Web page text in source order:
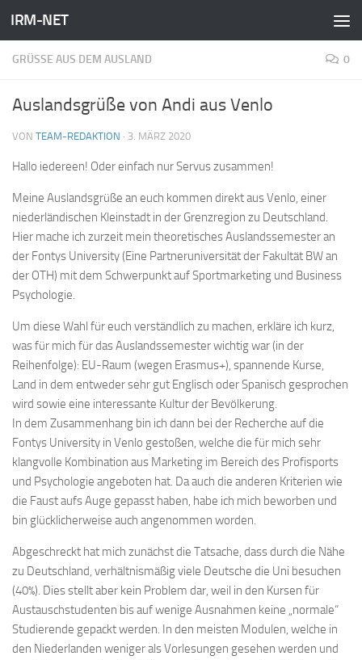
Zum Inhalt springen
IRM-NET
GRÜSSE AUS DEM AUSLAND 0
Auslandsgrüße von Andi aus Venlo
VON TEAM-REDAKTION · 3. MÄRZ 2020
Hallo iedereen! Oder einfach nur Servus zusammen!
Meine Auslandsgrüße an euch kommen direkt aus Venlo, einer
niederländischen Kleinstadt in der Grenzregion zu Deutschland.
Hier mache ich zurzeit mein theoretisches Auslandssemester an
der Fontys University (Eine Partneruniversität der Fakultät BW an
der OTH) mit dem Schwerpunkt auf Sportmarketing und Business
Psychologie.
Um diese Wahl für euch verständlich zu machen, erkläre ich kurz,
was für mich für das Auslandssemester wichtig war (in der
Reihenfolge): EU-Raum (wegen Erasmus+), spannende Kurse,
Land in dem entweder sehr gut Englisch oder Spanisch gesprochen
wird sowie eine interessante Kultur der Bevölkerung.
In dem Zusammenhang bin ich dann bei der Recherche auf die
Fontys University in Venlo gestoßen, welche die für mich sehr
klangvolle Kombination aus Marketing im Bereich des Profisports
und Psychologie angeboten hat. Da auch die anderen Kriterien wie
die Faust aufs Auge gepasst haben, habe ich mich beworben und
bin glücklicherweise auch angenommen worden.
Abgeschreckt hat mich zunächst die Tatsache, dass durch die Nähe
zu Deutschland, verhältnismäßig viele Deutsche die Uni besuchen
(40%). Dies stellt aber kein Problem dar, weil in den Kursen für
Austauschstudenten bis auf wenige Ausnahmen keine „normale“
Studierende gepackt werden. In den meisten Modulen, welche in
den Niederlanden weniger als Vorlesungen gesehen werden und